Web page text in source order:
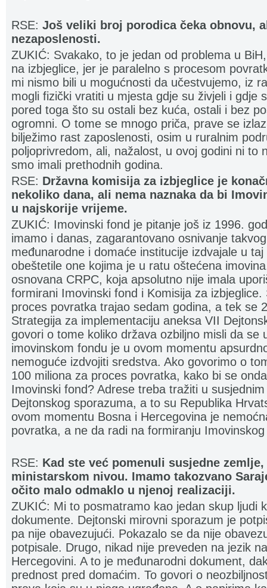
RSE: Još veliki broj porodica čeka obnovu,
nezaposlenosti.
ZUKIĆ: Svakako, to je jedan od problema u
na izbjeglice, jer je paralelno s procesom
mi nismo bili u mogućnosti da učestvujemo, iz
mogli fizički vratiti u mjesta gdje su živjeli i gdje
pored toga što su ostali bez kuća, ostali i bez
ogromni. O tome se mnogo priča, prave se
bilježimo rast zaposlenosti, osim u ruralnim
poljoprivredom, ali, nažalost, u ovoj godini ni to
smo imali prethodnih godina.
RSE: Državna komisija za izbjeglice je
nekoliko dana, ali nema naznaka da bi
u najskorije vrijeme.
ZUKIĆ: Imovinski fond je pitanje još iz 1996.
imamo i danas, zagarantovano osnivanje
međunarodne i domaće institucije izdvajale u
obeštetile one kojima je u ratu oštećena
osnovana CRPC, koja apsolutno nije imala
formirani Imovinski fond i Komisija za izbjeglice.
proces povratka trajao sedam godina, a tek se
Strategija za implementaciju aneksa VII
govori o tome koliko država ozbiljno misli da se
imovinskom fondu je u ovom momentu
nemoguće izdvojiti sredstva. Ako govorimo o
100 miliona za proces povratka, kako bi se
Imovinski fond? Adrese treba tražiti u
Dejtonskog sporazuma, a to su Republika
ovom momentu Bosna i Hercegovina je
povratka, a ne da radi na formiranju
RSE: Kad ste već pomenuli susjedne
ministarskom nivou. Imamo takozvano
očito malo odmaklo u njenoj realizaciji.
ZUKIĆ: Mi to posmatramo kao jedan skup ljudi
dokumente. Dejtonski mirovni sporazum je
pa nije obavezujući. Pokazalo se da nije
potpisale. Drugo, nikad nije preveden na jezik
Hercegovini. A to je međunarodni dokument,
prednost pred domaćim. To govori o